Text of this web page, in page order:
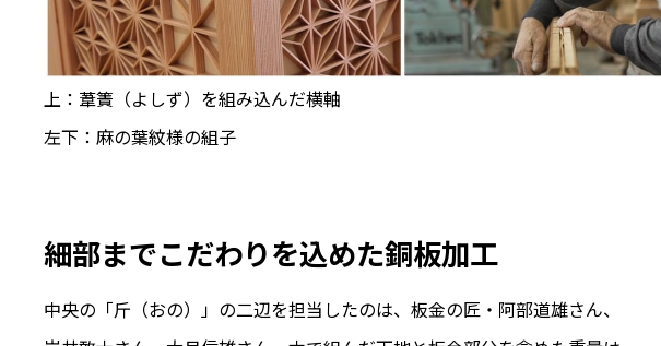
上：葦簀（よしず）を組み込んだ横軸
左下：麻の葉紋様の組子
細部までこだわりを込めた銅板加工
中央の「斤（おの）」の二辺を担当したのは、板金の匠・阿部道雄さん、